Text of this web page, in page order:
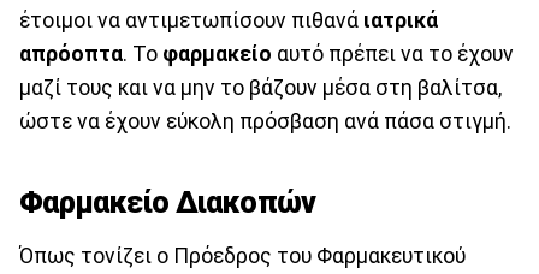
έτοιμοι να αντιμετωπίσουν πιθανά ιατρικά
απρόοπτα. Το φαρμακείο αυτό πρέπει να το έχουν
μαζί τους και να μην το βάζουν μέσα στη βαλίτσα,
ώστε να έχουν εύκολη πρόσβαση ανά πάσα στιγμή.
Φαρμακείο Διακοπών
Όπως τονίζει ο Πρόεδρος του Φαρμακευτικού